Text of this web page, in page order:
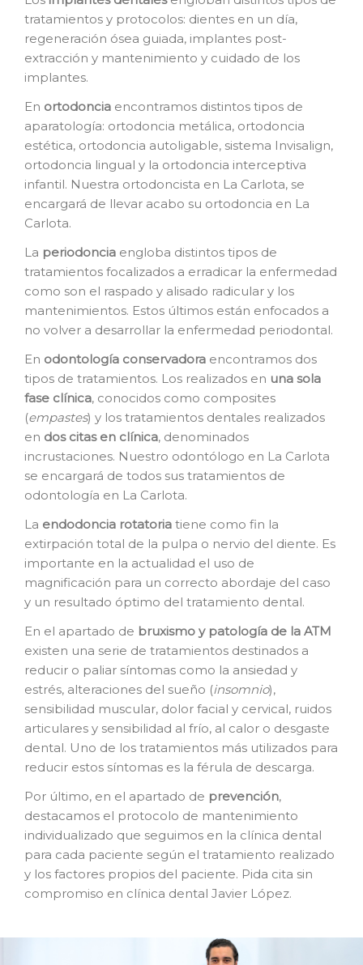
tratamientos y protocolos: dientes en un día,
regeneración ósea guiada, implantes post-
extracción y mantenimiento y cuidado de los
implantes.
En ortodoncia encontramos distintos tipos de
aparatología: ortodoncia metálica, ortodoncia
estética, ortodoncia autoligable, sistema Invisalign,
ortodoncia lingual y la ortodoncia interceptiva
infantil. Nuestra ortodoncista en La Carlota, se
encargará de llevar acabo su ortodoncia en La
Carlota.
La periodoncia engloba distintos tipos de
tratamientos focalizados a erradicar la enfermedad
como son el raspado y alisado radicular y los
mantenimientos. Estos últimos están enfocados a
no volver a desarrollar la enfermedad periodontal.
En odontología conservadora encontramos dos
tipos de tratamientos. Los realizados en una sola
fase clínica, conocidos como composites
(empastes) y los tratamientos dentales realizados
en dos citas en clínica, denominados
incrustaciones. Nuestro odontólogo en La Carlota
se encargará de todos sus tratamientos de
odontología en La Carlota.
La endodoncia rotatoria tiene como fin la
extirpación total de la pulpa o nervio del diente. Es
importante en la actualidad el uso de
magnificación para un correcto abordaje del caso
y un resultado óptimo del tratamiento dental.
En el apartado de bruxismo y patología de la ATM
existen una serie de tratamientos destinados a
reducir o paliar síntomas como la ansiedad y
estrés, alteraciones del sueño (insomnio),
sensibilidad muscular, dolor facial y cervical, ruidos
articulares y sensibilidad al frío, al calor o desgaste
dental. Uno de los tratamientos más utilizados para
reducir estos síntomas es la férula de descarga.
Por último, en el apartado de prevención,
destacamos el protocolo de mantenimiento
individualizado que seguimos en la clínica dental
para cada paciente según el tratamiento realizado
y los factores propios del paciente. Pida cita sin
compromiso en clínica dental Javier López.